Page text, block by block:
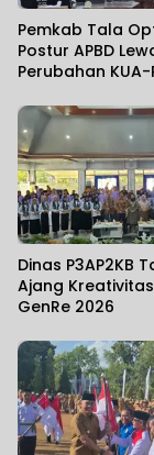
Pemkab Tala
Postur APBD
Perubahan KUA-
Dinas P3AP2KB
Ajang
GenRe 2026